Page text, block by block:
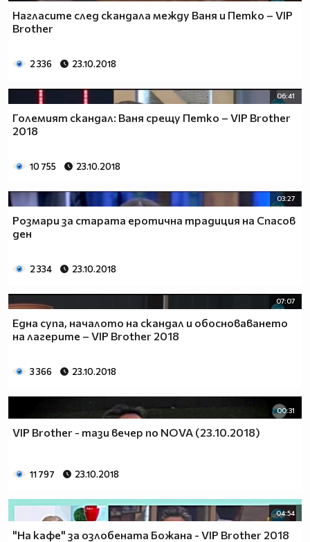
Нагласите след скандала между Ваня и Петко – VIP
Brother
2 336 23.10.2018
06:41
Големият скандал: Ваня срещу Петко – VIP Brother
2018
10 755 23.10.2018
03:27
Розмари за старата еротична традиция на Спасов
ден
2 334 23.10.2018
07:07
Една супа, началото на скандал и обосноваването
на лагерите – VIP Brother 2018
3 366 23.10.2018
00:31
VIP Brother - тази вечер по NOVA (23.10.2018)
11 797 23.10.2018
04:54
"На кафе" за озлобената Божана - VIP Brother 2018